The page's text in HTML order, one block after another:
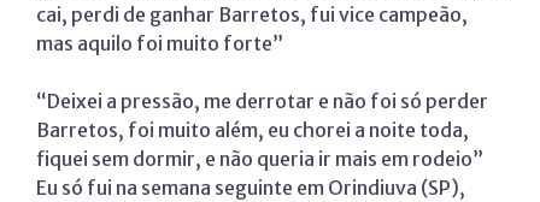
cai, perdi de ganhar Barretos, fui vice campeão,
mas aquilo foi muito forte”
“Deixei a pressão, me derrotar e não foi só perder
Barretos, foi muito além, eu chorei a noite toda,
fiquei sem dormir, e não queria ir mais em rodeio”
Eu só fui na semana seguinte em Orindiuva (SP),